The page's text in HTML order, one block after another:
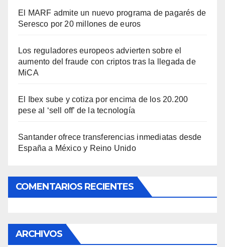
El MARF admite un nuevo programa de pagarés de
Seresco por 20 millones de euros
Los reguladores europeos advierten sobre el
aumento del fraude con criptos tras la llegada de
MiCA
El Ibex sube y cotiza por encima de los 20.200
pese al ‘sell off’ de la tecnología
Santander ofrece transferencias inmediatas desde
España a México y Reino Unido
COMENTARIOS RECIENTES
ARCHIVOS